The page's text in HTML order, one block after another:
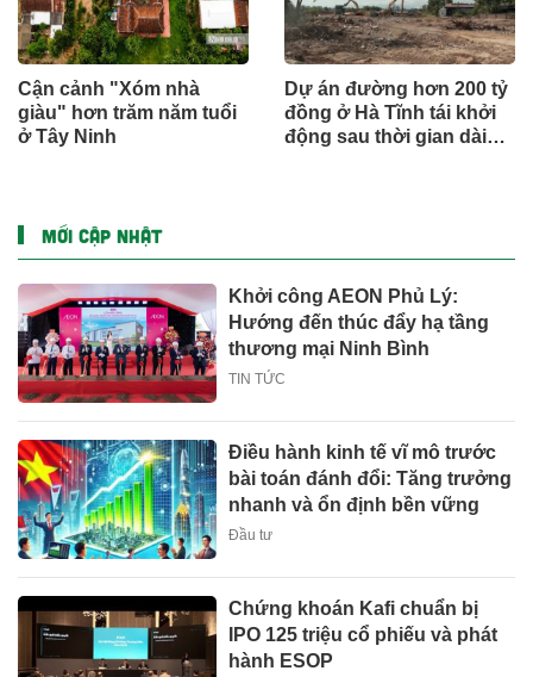
Cận cảnh "Xóm nhà
giàu" hơn trăm năm tuổi
ở Tây Ninh
Dự án đường hơn 200 tỷ
đồng ở Hà Tĩnh tái khởi
động sau thời gian dài
MỚI CẬP NHẬT
Khởi công AEON Phủ Lý:
Hướng đến thúc đẩy hạ tầng
thương mại Ninh Bình
TIN TỨC
Điều hành kinh tế vĩ mô trước
bài toán đánh đổi: Tăng trưởng
nhanh và ổn định bền vững
Đầu tư
Chứng khoán Kafi chuẩn bị
IPO 125 triệu cổ phiếu và phát
hành ESOP